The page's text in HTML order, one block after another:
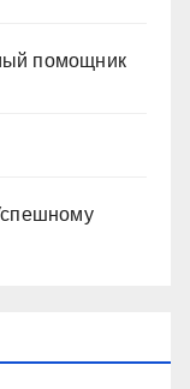
помощник